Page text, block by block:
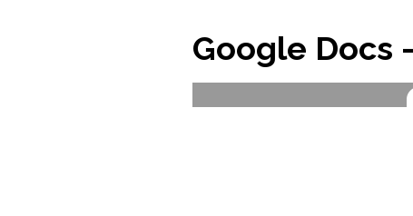
Google Docs